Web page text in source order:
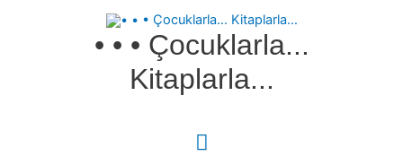
• • • Çocuklarla...
Kitaplarla...
Ana
menü